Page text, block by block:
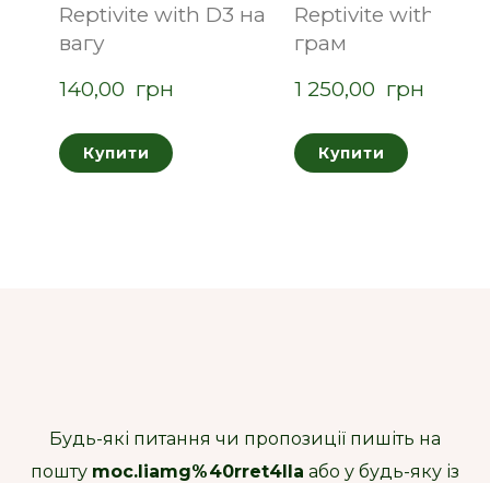
Reptivite with D3 на
вагу
140,00  грн
Купити
Reptivite with D3
грам
1 250,00  грн
Купити
Будь-які питання чи пропозиції пишіть на
пошту moc.liamg%40rret4lla або у будь-яку із